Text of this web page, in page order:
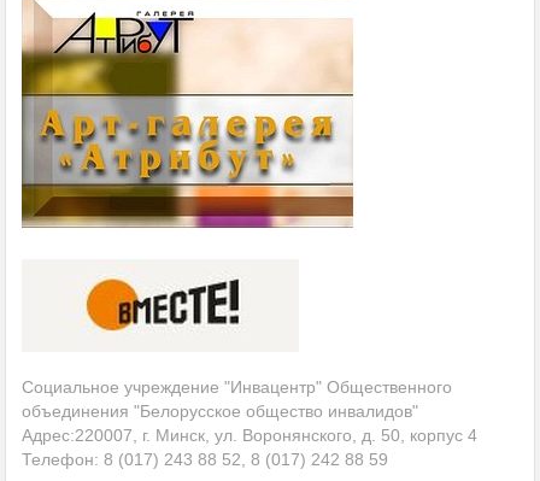
Социальное учреждение "Инвацентр" Общественного
объединения "Белорусское общество инвалидов"
Адрес:220007, г. Минск, ул. Воронянского, д. 50, корпус 4
Телефон: 8 (017) 243 88 52, 8 (017) 242 88 59